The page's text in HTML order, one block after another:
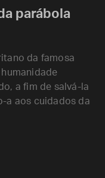
parábola
da famosa
a fim de salvá-la
a aos cuidados da